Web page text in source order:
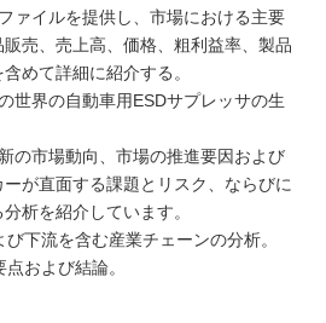
ァイルを提供し、市場における主要
売、売上高、価格、粗利益率、製品
めて詳細に紹介する。
世界の自動車用ESDサプレッサの生
の市場動向、市場の推進要因および
が直面する課題とリスク、ならびに
析を紹介しています。
下流を含む産業チェーンの分析。
および結論。